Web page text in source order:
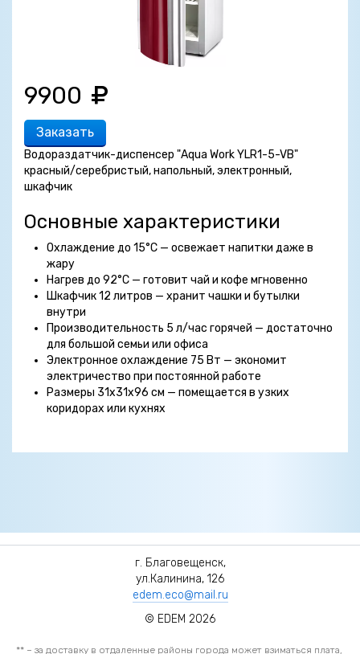
9900
Заказать
Водораздатчик-диспенсер "Aqua Work YLR1-5-VB"
красный/серебристый, напольный, электронный,
шкафчик
Основные характеристики
Охлаждение до 15°C — освежает напитки даже в
жару
Нагрев до 92°C — готовит чай и кофе мгновенно
Шкафчик 12 литров — хранит чашки и бутылки
внутри
Производительность 5 л/час горячей — достаточно
для большой семьи или офиса
Электронное охлаждение 75 Вт — экономит
электричество при постоянной работе
Размеры 31x31x96 см — помещается в узких
коридорах или кухнях
г. Благовещенск,
ул.Калинина, 126
edem.eco@mail.ru
© EDEM 2026
** – за доставку в отдаленные районы города может взиматься плата,